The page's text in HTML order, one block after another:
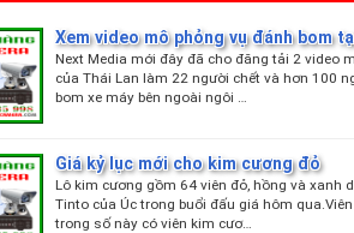
​Xem video mô phỏng vụ đánh bom
Next Media mới đây đã cho đăng tải 2 video
của Thái Lan làm 22 người chết và hơn 100
bom xe máy bên ngoài ngôi …
Giá kỷ lục mới cho kim cương đỏ
Lô kim cương gồm 64 viên đỏ, hồng và xanh
Tinto của Úc trong buổi đấu giá hôm
trong số này có viên kim cươ…